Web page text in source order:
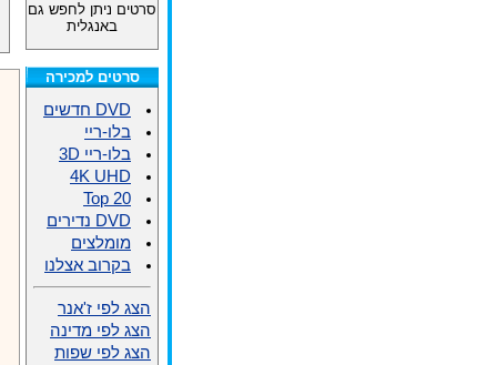
סרטים ניתן לחפש גם
באנגלית
סרטים למכירה
DVD חדשים
בלו-ריי
בלו-ריי 3D
4K UHD
Top 20
DVD נדירים
מומלצים
בקרוב אצלנו
הצג לפי ז'אנר
הצג לפי מדינה
הצג לפי שפות